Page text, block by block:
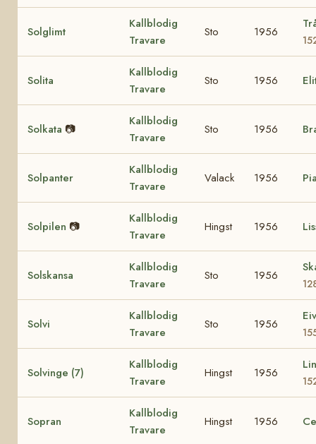
Solglimt
Kallblodig
Travare
Sto 1956
Solita
Kallblodig
Travare
Sto 1956
Solkata 📷
Kallblodig
Travare
Sto 1956
Solpanter
Kallblodig
Travare
Valack 1956
Solpilen 📷
Kallblodig
Travare
Hingst 1956
Solskansa
Kallblodig
Travare
Sto 1956
Solvi
Kallblodig
Travare
Sto 1956
Solvinge (7)
Kallblodig
Travare
Hingst 1956
Sopran
Kallblodig
Travare
Hingst 1956